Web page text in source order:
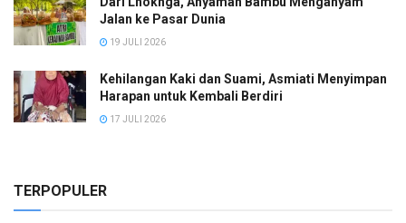
Jalan ke Pasar Dunia
19 JULI 2026
Kehilangan Kaki dan Suami, Asmiati Menyimpan
Harapan untuk Kembali Berdiri
17 JULI 2026
TERPOPULER